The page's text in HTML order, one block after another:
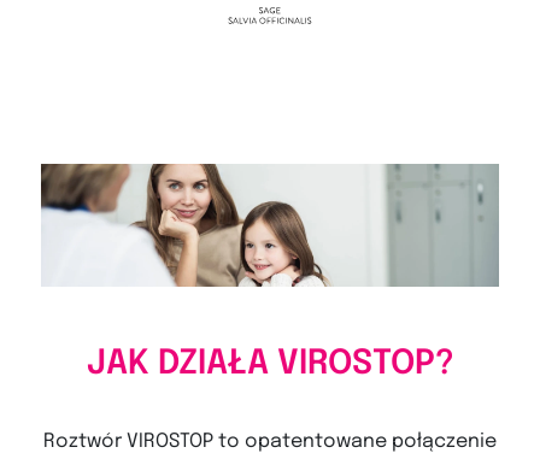
JAK DZIAŁA VIROSTOP?
Roztwór VIROSTOP to opatentowane połączenie